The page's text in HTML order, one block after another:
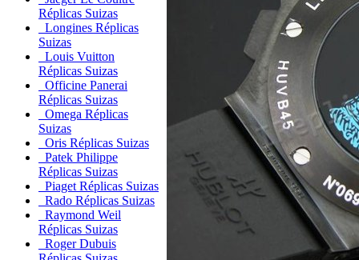
Réplicas Suizas
Longines Réplicas
Suizas
Louis Vuitton
Réplicas Suizas
Officine Panerai
Réplicas Suizas
Omega Réplicas
Suizas
Oris Réplicas Suizas
Patek Philippe
Réplicas Suizas
Piaget Réplicas Suizas
Rado Réplicas Suizas
Raymond Weil
Réplicas Suizas
Roger Dubuis